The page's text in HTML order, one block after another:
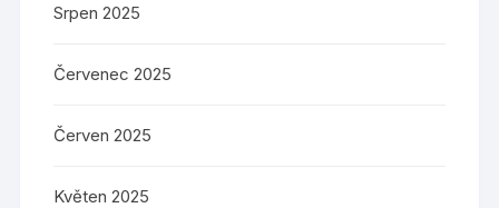
Srpen 2025
Červenec 2025
Červen 2025
Květen 2025